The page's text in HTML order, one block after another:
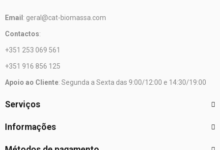
Email : geral@cat-biomassa.com
Contactos:
+351 253 069 561
+351 916 856 125
Apoio ao Cliente: Segunda a Sexta das 9:00/12:00 e 14:30/19:00
Serviços
Informações